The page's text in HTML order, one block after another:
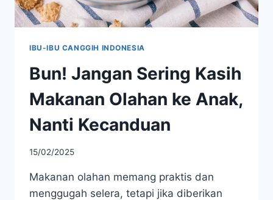
IBU-IBU CANGGIH INDONESIA
Bun! Jangan Sering Kasih
Makanan Olahan ke Anak,
Nanti Kecanduan
15/02/2025
Makanan olahan memang praktis dan
menggugah selera, tetapi jika diberikan